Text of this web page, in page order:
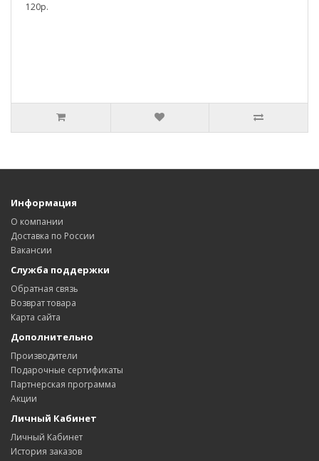
120р.
Информация
О компании
Доставка по России
Вакансии
Служба поддержки
Обратная связь
Возврат товара
Карта сайта
Дополнительно
Производители
Подарочные сертификаты
Партнерская программа
Акции
Личный Кабинет
Личный Кабинет
История заказов